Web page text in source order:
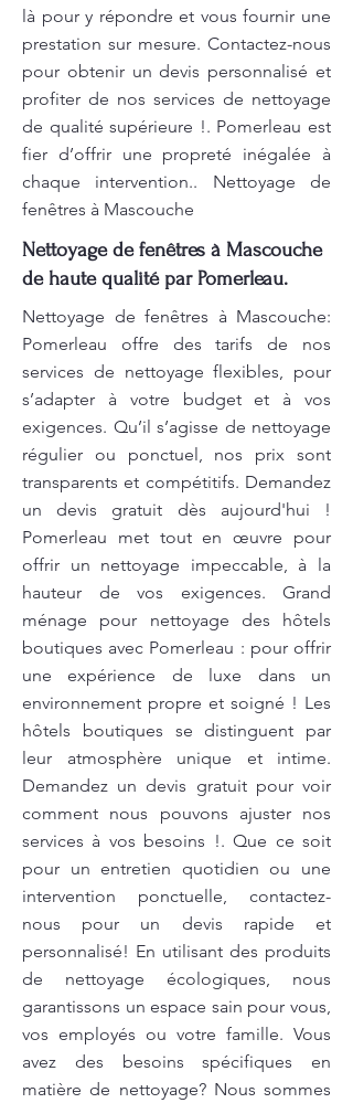
là pour y répondre et vous fournir une
prestation sur mesure. Contactez-nous
pour obtenir un devis personnalisé et
profiter de nos services de nettoyage
de qualité supérieure !. Pomerleau est
fier d’offrir une propreté inégalée à
chaque intervention.. Nettoyage de
fenêtres à Mascouche
Nettoyage de fenêtres à Mascouche
de haute qualité par Pomerleau.
Nettoyage de fenêtres à Mascouche:
Pomerleau offre des tarifs de nos
services de nettoyage flexibles, pour
s’adapter à votre budget et à vos
exigences. Qu’il s’agisse de nettoyage
régulier ou ponctuel, nos prix sont
transparents et compétitifs. Demandez
un devis gratuit dès aujourd'hui !
Pomerleau met tout en œuvre pour
offrir un nettoyage impeccable, à la
hauteur de vos exigences. Grand
ménage pour nettoyage des hôtels
boutiques avec Pomerleau : pour offrir
une expérience de luxe dans un
environnement propre et soigné ! Les
hôtels boutiques se distinguent par
leur atmosphère unique et intime.
Demandez un devis gratuit pour voir
comment nous pouvons ajuster nos
services à vos besoins !. Que ce soit
pour un entretien quotidien ou une
intervention ponctuelle, contactez-
nous pour un devis rapide et
personnalisé! En utilisant des produits
de nettoyage écologiques, nous
garantissons un espace sain pour vous,
vos employés ou votre famille. Vous
avez des besoins spécifiques en
matière de nettoyage? Nous sommes